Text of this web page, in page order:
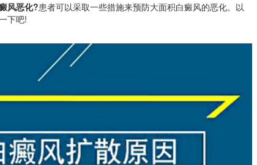
风恶化?患者可以采取一些措施来预防大面积白癜风的恶化。以
下吧!